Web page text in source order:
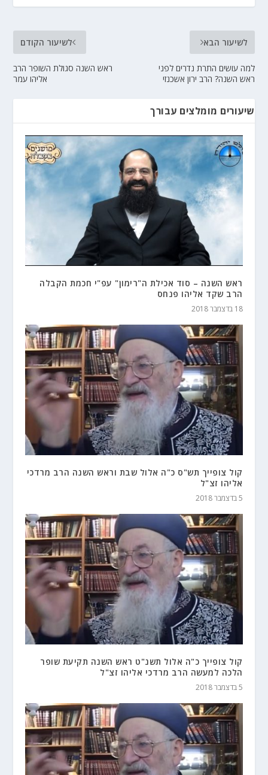
לשיעור הקודם
ראש השנה סגולת השופר הרב
אליהו עמר
לשיעור הבא
למה עושים התרת נדרים לפני
ראש השנה? הרב ירון אשכנזי
שיעורים מומלצים עבורך
ראש השנה – סוד אכילת ה"רימון" עפ"י חכמת הקבלה
הרב שקד אליהו פנחס
18 בדצמבר 2018
קול צופייך תש"ס כ"ה אלול שבת וראש השנה הרב מרדכי
אליהו זצ"ל
5 בדצמבר 2018
קול צופייך כ"ה אלול תשנ"ט ראש השנה תקיעת שופר
הלכה למעשה הרב מרדכי אליהו זצ"ל
5 בדצמבר 2018